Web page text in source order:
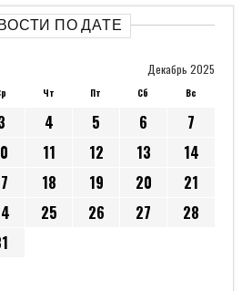
ПО ДАТЕ
Декабрь 2025
Чт Пт Сб Вс
4 5 6
7
11 12 13
14
18 19 20
21
25 26 27
28